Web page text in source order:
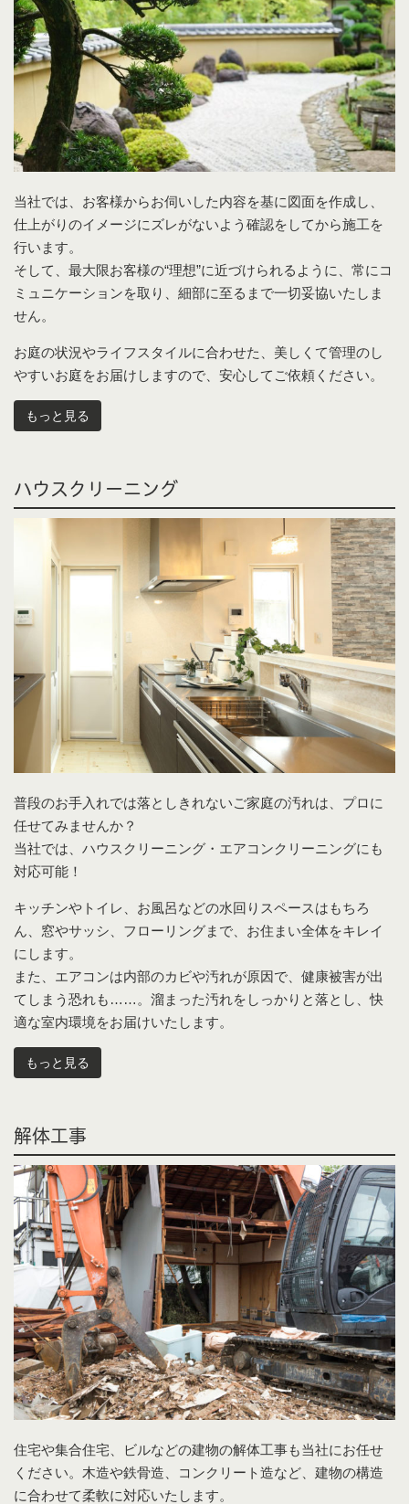
当社では、お客様からお伺いした内容を基に図面を作成し、
仕上がりのイメージにズレがないよう確認をしてから施工を
行います。
そして、最大限お客様の“理想”に近づけられるように、常にコ
ミュニケーションを取り、細部に至るまで一切妥協いたしま
せん。
お庭の状況やライフスタイルに合わせた、美しくて管理のし
やすいお庭をお届けしますので、安心してご依頼ください。
もっと見る
ハウスクリーニング
普段のお手入れでは落としきれないご家庭の汚れは、プロに
任せてみませんか？
当社では、ハウスクリーニング・エアコンクリーニングにも
対応可能！
キッチンやトイレ、お風呂などの水回りスペースはもちろ
ん、窓やサッシ、フローリングまで、お住まい全体をキレイ
にします。
また、エアコンは内部のカビや汚れが原因で、健康被害が出
てしまう恐れも……。溜まった汚れをしっかりと落とし、快
適な室内環境をお届けいたします。
もっと見る
解体工事
住宅や集合住宅、ビルなどの建物の解体工事も当社にお任せ
ください。木造や鉄骨造、コンクリート造など、建物の構造
に合わせて柔軟に対応いたします。